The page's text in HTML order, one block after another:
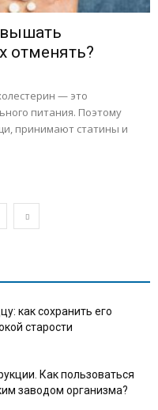
отменять?
— это
питания. Поэтому
принимают статины и
как сохранить его
старости
Как пользоваться
заводом организма?